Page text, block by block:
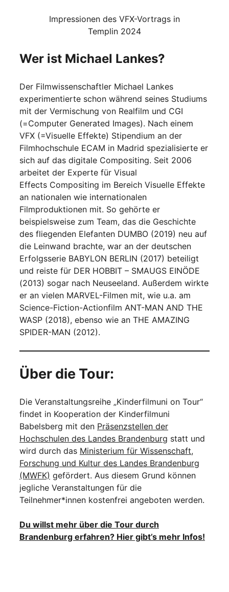
Impressionen des VFX-Vortrags in
Templin 2024
Wer ist Michael Lankes?
Der Filmwissenschaftler Michael Lankes
experimentierte schon während seines Studiums
mit der Vermischung von Realfilm und CGI
(=Computer Generated Images). Nach einem
VFX (=Visuelle Effekte) Stipendium an der
Filmhochschule ECAM in Madrid spezialisierte er
sich auf das digitale Compositing. Seit 2006
arbeitet der Experte für Visual
Effects Compositing im Bereich Visuelle Effekte
an nationalen wie internationalen
Filmproduktionen mit. So gehörte er
beispielsweise zum Team, das die Geschichte
des fliegenden Elefanten DUMBO (2019) neu auf
die Leinwand brachte, war an der deutschen
Erfolgsserie BABYLON BERLIN (2017) beteiligt
und reiste für DER HOBBIT – SMAUGS EINÖDE
(2013) sogar nach Neuseeland. Außerdem wirkte
er an vielen MARVEL-Filmen mit, wie u.a. am
Science-Fiction-Actionfilm ANT-MAN AND THE
WASP (2018), ebenso wie an THE AMAZING
SPIDER-MAN (2012).
Über die Tour:
Die Veranstaltungsreihe „Kinderfilmuni on Tour“
findet in Kooperation der Kinderfilmuni
Babelsberg mit den Präsenzstellen der
Hochschulen des Landes Brandenburg statt und
wird durch das Ministerium für Wissenschaft,
Forschung und Kultur des Landes Brandenburg
(MWFK) gefördert. Aus diesem Grund können
jegliche Veranstaltungen für die
Teilnehmer*innen kostenfrei angeboten werden.
Du willst mehr über die Tour durch
Brandenburg erfahren? Hier gibt’s mehr Infos!